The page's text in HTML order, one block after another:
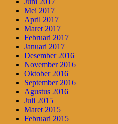
Mei 2017
April 2017
Maret 2017
Februari 2017
Januari 2017
Desember 2016
November 2016
Oktober 2016
September 2016
Agustus 2016
Juli 2015
Maret 2015
Februari 2015